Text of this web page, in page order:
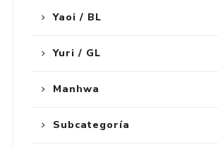
Yaoi / BL
Yuri / GL
Manhwa
Subcategoría